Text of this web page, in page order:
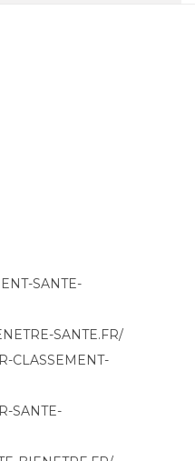
SANTE-
SANTE.FR/
CLASSEMENT-
SANTE-